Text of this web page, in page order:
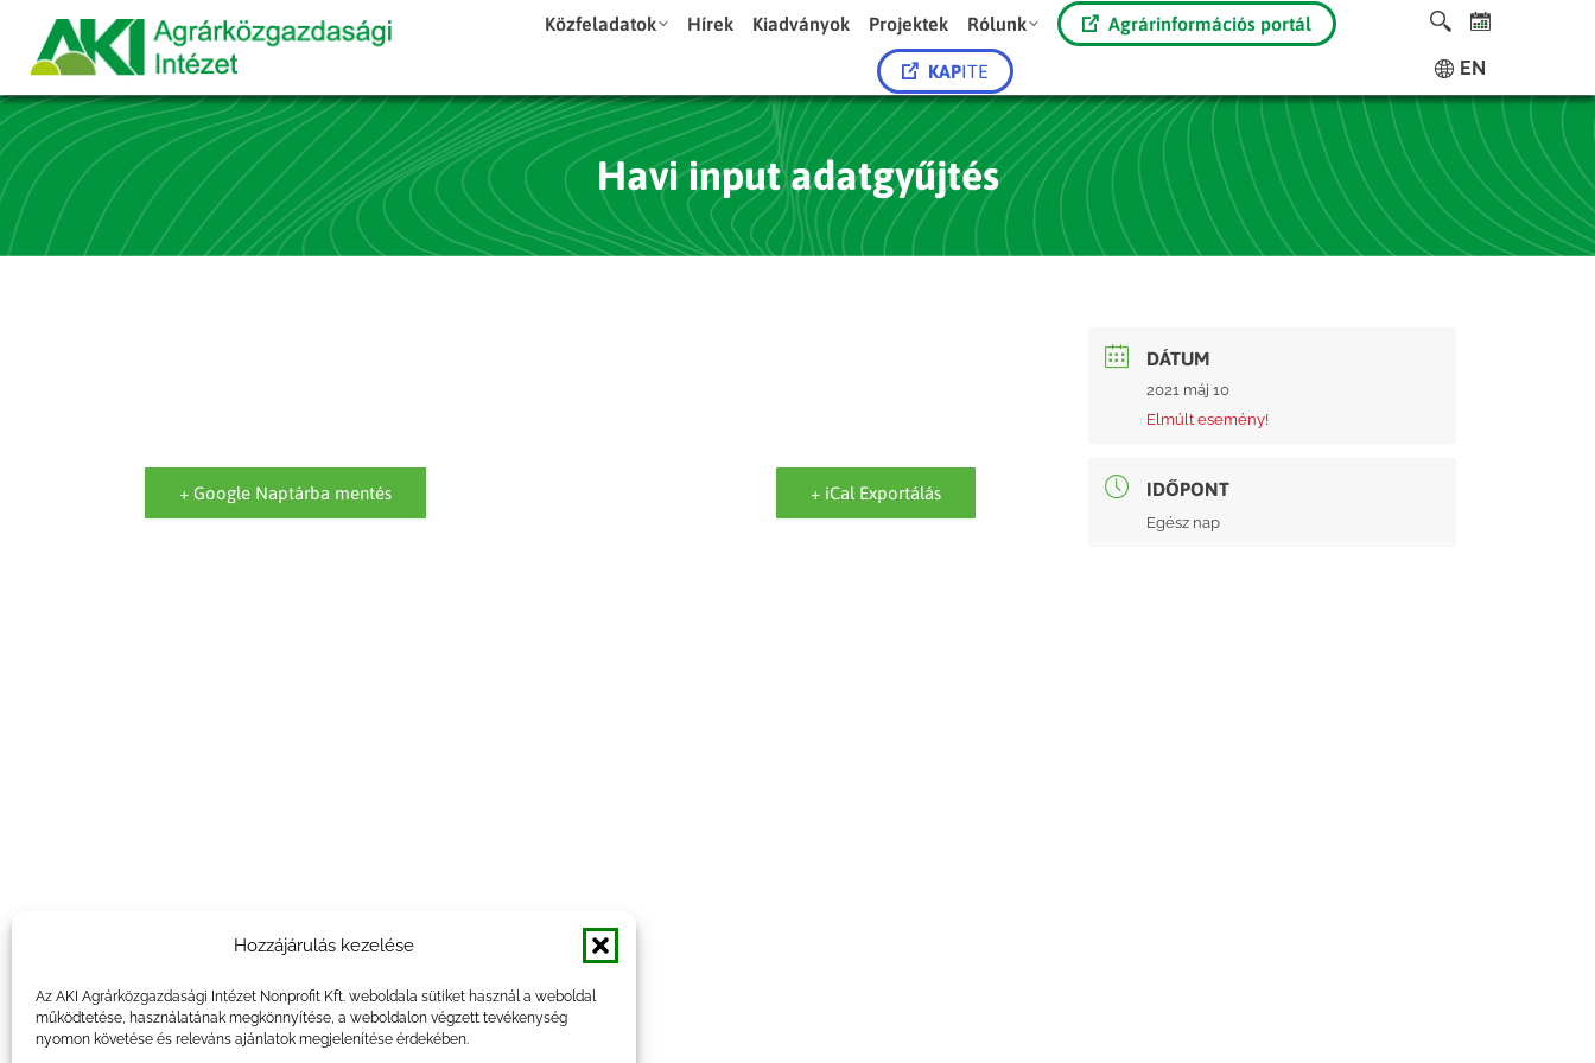
Hozzájárulás kezelése
Az AKI Agrárközgazdasági Intézet Nonprofit Kft. weboldala sütiket használ a weboldal
működtetése, használatának megkönnyítése, a weboldalon végzett tevékenység
nyomon követése és releváns ajánlatok megjelenítése érdekében.
Közfeladatok Hírek Kiadványok Projektek Rólunk Agrárinformációs portál
KAPITE EN
Havi input adatgyűjtés
+ Google Naptárba mentés + iCal Exportálás
DÁTUM
2021 máj 10
Elmúlt esemény!
IDŐPONT
Egész nap